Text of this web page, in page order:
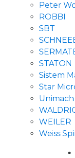
Peter
ROBBI
SBT
STATON
Sistem
Star
Unimach
WEILER
Weiss